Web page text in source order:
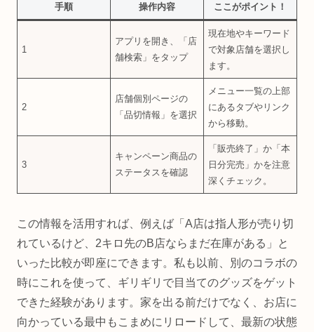
手順 操作内容 ここがポイント！
1
アプリを開き、「店
舗検索」をタップ
現在地やキーワード
で対象店舗を選択し
ます。
2
店舗個別ページの
「品切情報」を選択
メニュー一覧の上部
にあるタブやリンク
から移動。
3
キャンペーン商品の
ステータスを確認
「販売終了」か「本
日分完売」かを注意
深くチェック。
この情報を活用すれば、例えば「A店は指人形が売り切
れているけど、2キロ先のB店ならまだ在庫がある」と
いった比較が即座にできます。私も以前、別のコラボの
時にこれを使って、ギリギリで目当てのグッズをゲット
できた経験があります。家を出る前だけでなく、お店に
向かっている最中もこまめにリロードして、最新の状態